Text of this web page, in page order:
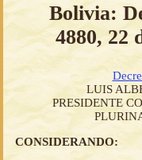
Bolivia:
4880, 22
LUIS
PRESIDENTE
CONSIDERANDO: